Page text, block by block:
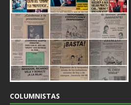
COLUMNISTAS